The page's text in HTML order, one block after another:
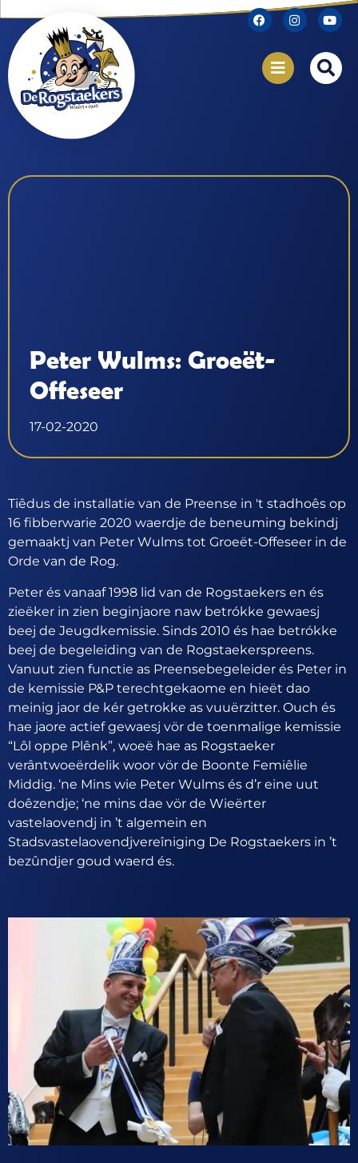
Peter Wulms: Groeët-
Offeseer
17-02-2020
Tiêdus de installatie van de Preense in 't stadhoês op
16 fibberwarie 2020 waerdje de beneuming bekindj
gemaaktj van Peter Wulms tot Groeët-Offeseer in de
Orde van de Rog.
Peter és vanaaf 1998 lid van de Rogstaekers en és
zieëker in zien beginjaore naw betrókke gewaesj
beej de Jeugdkemissie. Sinds 2010 és hae betrókke
beej de begeleiding van de Rogstaekerspreens.
Vanuut zien functie as Preensebegeleider és Peter in
de kemissie P&P terechtgekaome en hieët dao
meinig jaor de kér getrokke as vuuërzitter. Ouch és
hae jaore actief gewaesj vör de toenmalige kemissie
“Lôl oppe Plênk”, woeë hae as Rogstaeker
verântwoeërdelik woor vör de Boonte Femiêlie
Middig. ‘ne Mins wie Peter Wulms és d’r eine uut
doêzendje; ‘ne mins dae vör de Wieërter
vastelaovendj in ’t algemein en
Stadsvastelaovendjvereîniging De Rogstaekers in ’t
bezûndjer goud waerd és.